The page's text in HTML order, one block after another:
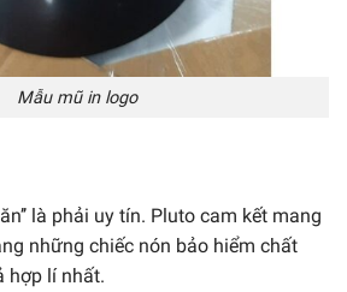
Mẫu mũ in logo
là phải uy tín. Pluto cam kết mang
những chiếc nón bảo hiểm chất
hợp lí nhất.